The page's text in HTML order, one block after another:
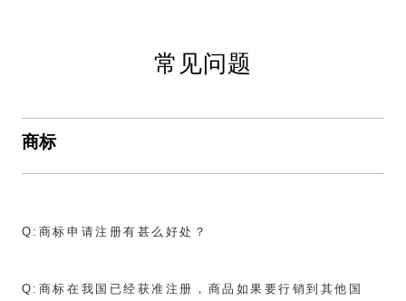
常见问题
商标
Q: 商标申请注册有甚么好处？
Q: 商标在我国已经获准注册，商品如果要行销到其他国